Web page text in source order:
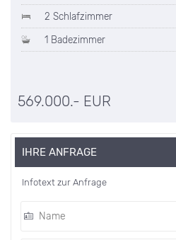
2 Schlafzimmer
1 Badezimmer
569.000.- EUR
IHRE ANFRAGE
Infotext zur Anfrage